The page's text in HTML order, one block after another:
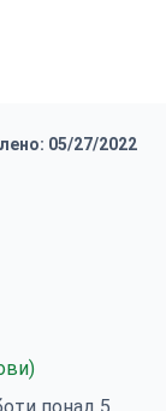
05/27/2022